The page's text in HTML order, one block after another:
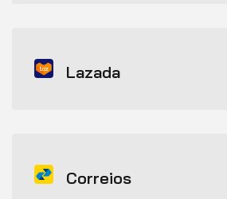
Lazada
Correios